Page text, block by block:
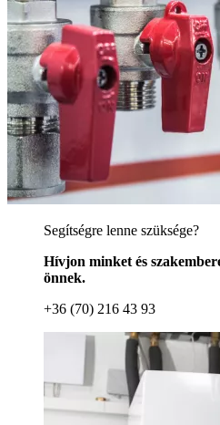
Segítségre lenne szüksége?
Hívjon minket és
önnek.
+36 (70) 216 43 93